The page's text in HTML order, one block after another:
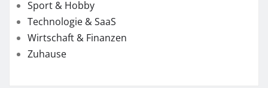
Sport & Hobby
Technologie & SaaS
Wirtschaft & Finanzen
Zuhause